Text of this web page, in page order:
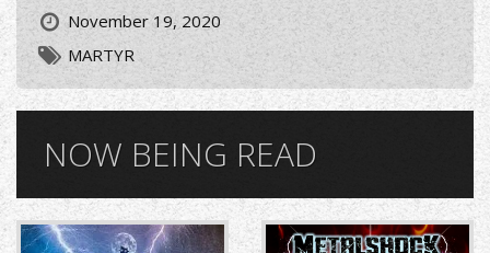
November 19, 2020
MARTYR
NOW BEING READ